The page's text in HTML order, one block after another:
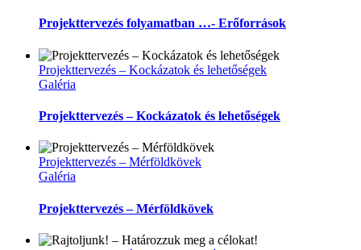
Projekttervezés folyamatban …- Erőforrások
Projekttervezés – Kockázatok és lehetőségek
Galéria
Projekttervezés – Kockázatok és lehetőségek
Projekttervezés – Mérföldkövek
Galéria
Projekttervezés – Mérföldkövek